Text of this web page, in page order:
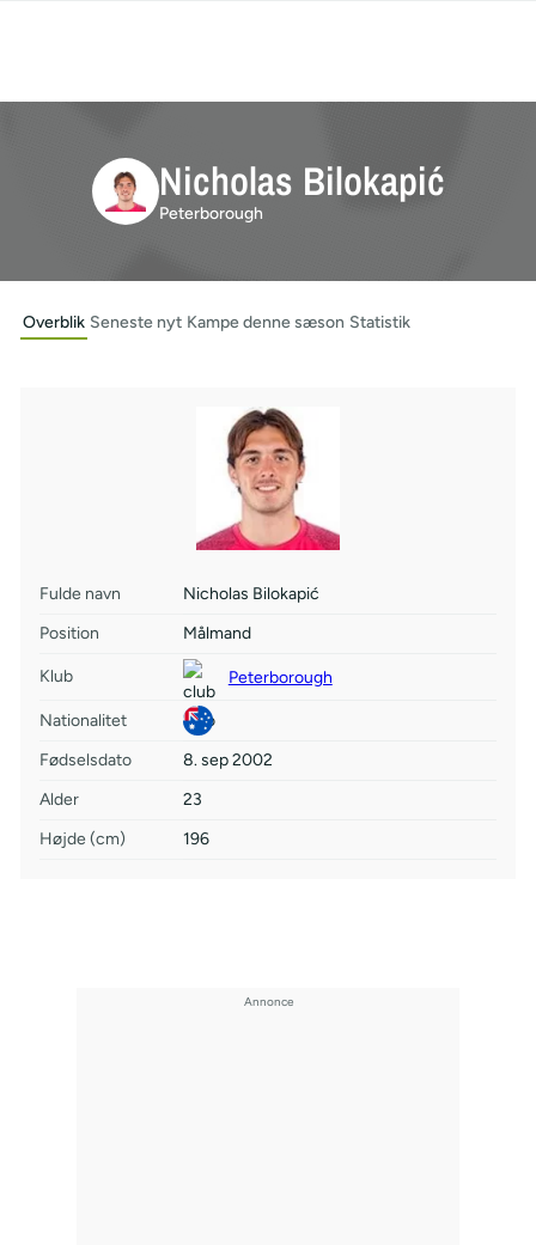
Nicholas Bilokapić
Peterborough
Overblik Seneste nyt Kampe denne sæson Statistik
Fulde navn
Nicholas Bilokapić
Position
Målmand
Klub Peterborough
Nationalitet
Fødselsdato
8. sep 2002
Alder
23
Højde (cm)
196